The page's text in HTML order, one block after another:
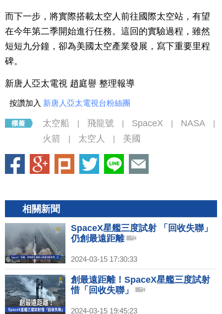
而下一步，將實際搭載太空人前往國際太空站，有望
在今年第二季開始進行任務。這回的實驗過程，雖然
短短九分鐘，卻為美國太空產業發展，寫下重要里程
碑。
新唐人亞太電視 趙庭譽 整理報導
按讚加入 新唐人亞太電視台粉絲團
太空船 飛龍號 SpaceX NASA
火箭 太空人 美國
相關新聞
SpaceX星艦三度試射 「回收失聯」
仍創最遠距離
2024-03-15 17:30:33
創最遠距離！SpaceX星艦三度試射
惜「回收失聯」
2024-03-15 19:45:23